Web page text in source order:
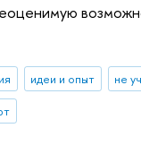
идеи и опыт не